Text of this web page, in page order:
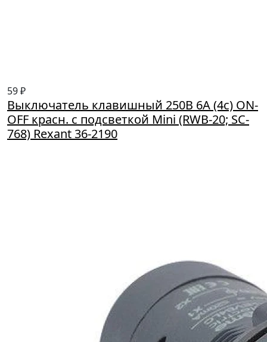
59 ₽
Выключатель клавишный 250В 6А (4с) ON-
OFF красн. с подсветкой Mini (RWB-20; SC-
768) Rexant 36-2190